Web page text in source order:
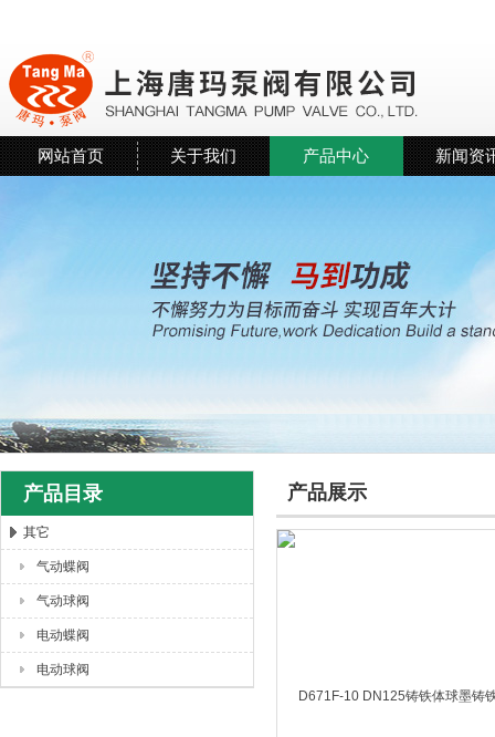
上海唐玛泵阀有限公司
网站首页 关于我们 产品中心 新闻资
产品目录
其它
气动蝶阀
气动球阀
电动蝶阀
电动球阀
产品展示